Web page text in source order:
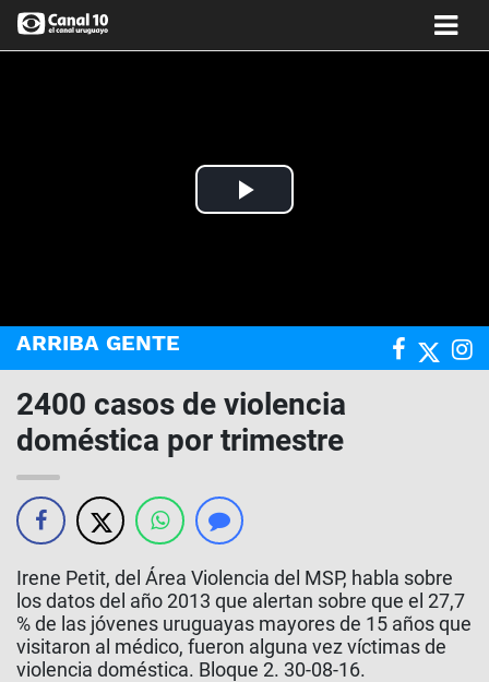
Play
ARRIBA GENTE
2400 casos de violencia
doméstica por trimestre
Irene Petit, del Área Violencia del MSP, habla sobre
los datos del año 2013 que alertan sobre que el 27,7
% de las jóvenes uruguayas mayores de 15 años que
visitaron al médico, fueron alguna vez víctimas de
violencia doméstica. Bloque 2. 30-08-16.